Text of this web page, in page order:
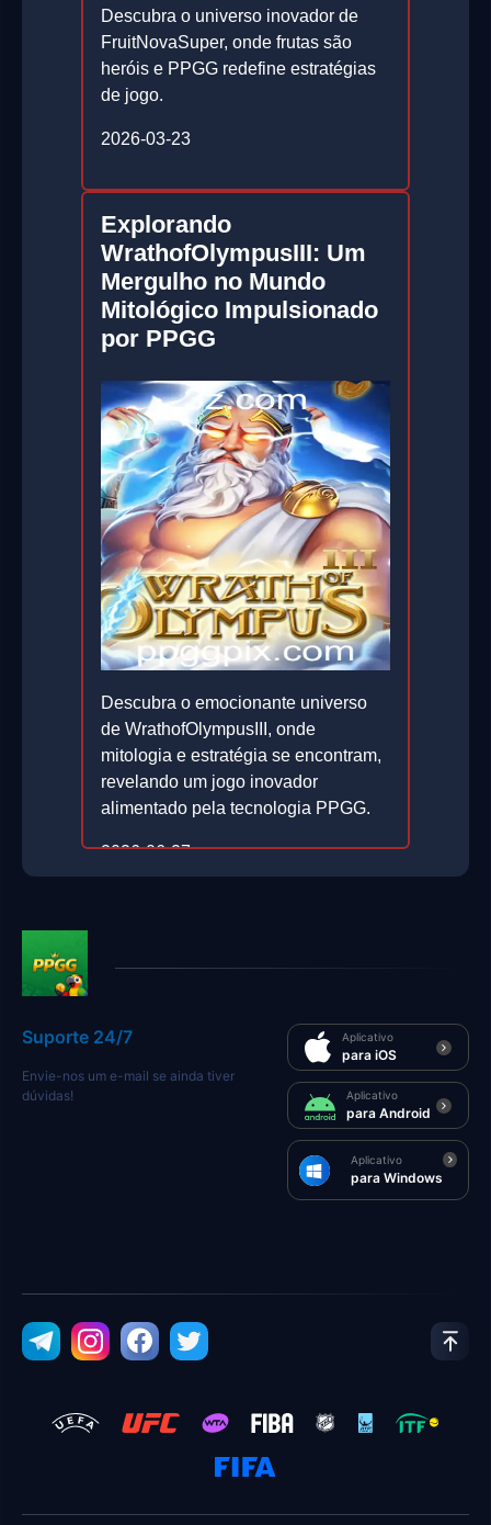
Descubra o universo inovador de
FruitNovaSuper, onde frutas são
heróis e PPGG redefine estratégias
de jogo.
2026-03-23
Explorando
WrathofOlympusIII: Um
Mergulho no Mundo
Mitológico Impulsionado
por PPGG
Descubra o emocionante universo
de WrathofOlympusIII, onde
mitologia e estratégia se encontram,
revelando um jogo inovador
alimentado pela tecnologia PPGG.
2026-06-27
Suporte 24/7
Envie-nos um e-mail se ainda tiver
dúvidas!
Aplicativo
para iOS
Aplicativo
para Android
Aplicativo
para Windows